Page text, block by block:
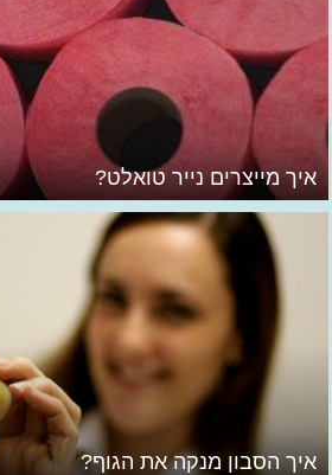
איך מייצרים נייר טואלט?
איך הסבון מנקה את הגוף?